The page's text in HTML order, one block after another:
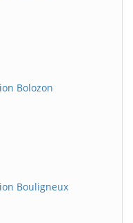
Bolozon
Bouligneux